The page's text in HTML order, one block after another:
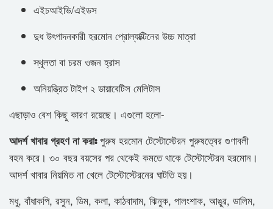
এইচআইভি/এইডস
দুধ উৎপাদনকারী হরমোন প্রোল্যাক্টিনের উচ্চ মাত্রা
স্থূলতা বা চরম ওজন হ্রাস
অনিয়ন্ত্রিত টাইপ ২ ডায়াবেটিস মেলিটাস
এছাড়াও বেশ কিছু কারণ রয়েছে। এগুলো হলো-
আদর্শ খাবার গ্রহণ না করাঃপুরুষ হরমোন টেস্টোস্টেরন পুরুষত্বের গুণাবলী
বহন করে। ৩০ বছর বয়সের পর থেকেই কমতে থাকে টেস্টোস্টেরন হরমোন।
আদর্শ খাবার নিয়মিত না খেলে টেস্টোস্টেরনের ঘাটতি হয়।
মধু, বাঁধাকপি, রসুন, ডিম, কলা, কাঠবাদাম, ঝিনুক, পালংশাক, আঙুর, ডালিম,